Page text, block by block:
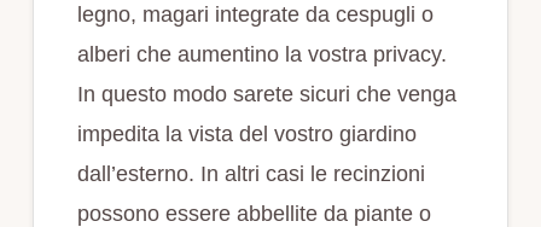
legno, magari integrate da cespugli o
alberi che aumentino la vostra privacy.
In questo modo sarete sicuri che venga
impedita la vista del vostro giardino
dall’esterno. In altri casi le recinzioni
possono essere abbellite da piante o